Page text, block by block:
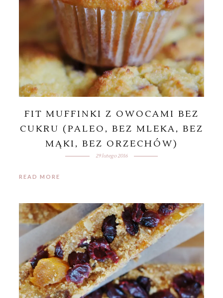
FIT MUFFINKI Z OWOCAMI BEZ
CUKRU (PALEO, BEZ MLEKA, BEZ
MĄKI, BEZ ORZECHÓW)
29 lutego 2016
READ MORE